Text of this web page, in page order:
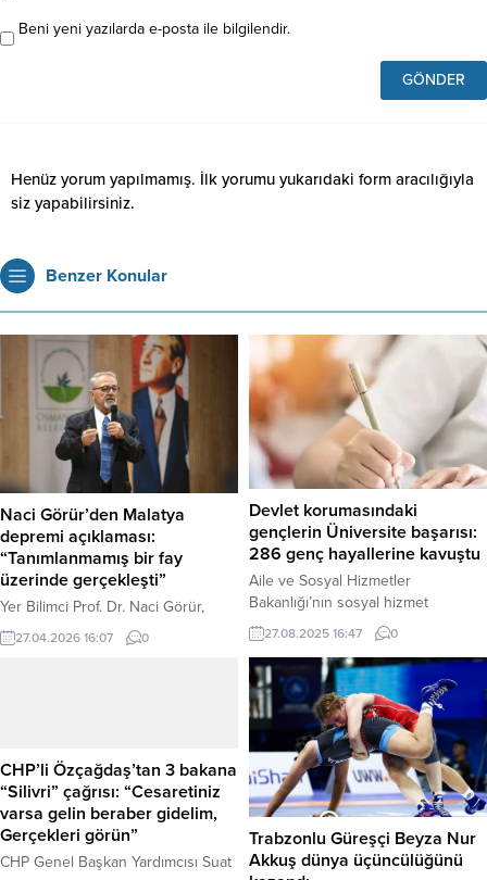
Beni yeni yazılarda e-posta ile bilgilendir.
Henüz yorum yapılmamış. İlk yorumu yukarıdaki form aracılığıyla
siz yapabilirsiniz.
Benzer Konular
Naci Görür’den Malatya
depremi açıklaması:
“Tanımlanmamış bir fay
üzerinde gerçekleşti”
Yer Bilimci Prof. Dr. Naci Görür,
Malatya’nın Battalgazi ilçesinde
meydana gelen depremi
görür, “endişe edecek bir durum
yok” mesajı verdi. Haber Merkezi –
Malatya’da meydana gelen 4,4 (bazı
kayıtlara göre 4,2) büyüklüğündeki
deprem sonrası gözler
uzmanların...
27.04.2026 16:07 0
Devlet korumasındaki
gençlerin Üniversite başarısı:
286 genç hayallerine kavuştu
Aile ve Sosyal Hizmetler
Bakanlığı’nın sosyal hizmet
modellerinden yararlanan ve bu yıl
Yükseköğretim Kurumları Sınavı’na
(YKS) giren gençlerden 286’sı,
üniversiteye yerleşmeye hak
kazandı. Bakan Mahinur Özdemir
Göktaş, gençleri tebrik ederek,
“Her zaman yanınızdayız,” dedi.
Haber Merkezi – Aile ve Sosyal
Hizmetler Bakanlığı çatısı altında
yetişen gençlerin üniversite
başarıları, gurur verici...
27.08.2025 16:47 0
CHP’li Özçağdaş’tan 3 bakana
“Silivri” çağrısı: “Cesaretiniz
varsa gelin beraber gidelim,
Gerçekleri görün”
CHP Genel Başkan Yardımcısı Suat
Trabzonlu Güreşçi Beyza Nur
Akkuş dünya üçüncülüğünü